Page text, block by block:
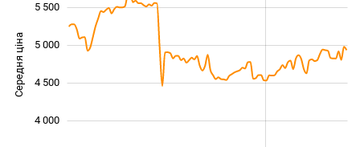
Середня ціна
4 000
4 500
5 000
5 500